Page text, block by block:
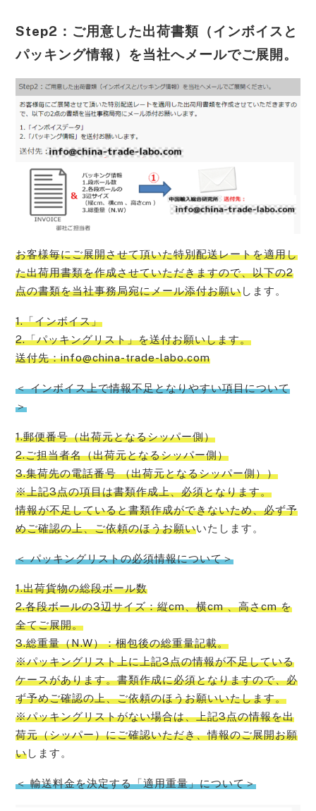
Step2：ご用意した出荷書類（インボイスと
パッキング情報）を当社へメールでご展開。
お客様毎にご展開させて頂いた特別配送レートを適用し
た出荷用書類を作成させていただきますので、以下の2
点の書類を当社事務局宛にメール添付お願いします。
1.「インボイス」
2.「パッキングリスト」を送付お願いします。
送付先：info@china-trade-labo.com
＜ インボイス上で情報不足となりやすい項目について
＞
1.郵便番号（出荷元となるシッパー側）
2.ご担当者名（出荷元となるシッパー側）
3.集荷先の電話番号 （出荷元となるシッパー側））
※上記3点の項目は書類作成上、必須となります。
情報が不足していると書類作成ができないため、必ず予
めご確認の上、ご依頼のほうお願いいたします。
＜ パッキングリストの必須情報について＞
1.出荷貨物の総段ボール数
2.各段ボールの3辺サイズ：縦cm、横cm 、高さcm を
全てご展開。
3.総重量（N.W）：梱包後の総重量記載。
※パッキングリスト上に上記3点の情報が不足している
ケースがあります。書類作成に必須となりますので、必
ず予めご確認の上、ご依頼のほうお願いいたします。
※パッキングリストがない場合は、上記3点の情報を出
荷元（シッパー）にご確認いただき、情報のご展開お願
いします。
＜ 輸送料金を決定する「適用重量」について＞